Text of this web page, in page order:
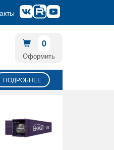
0
Оформить
ПОДРОБНЕЕ